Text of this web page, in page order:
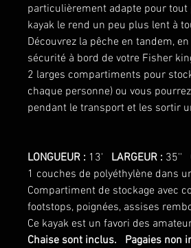
particulièrement adapte pour
kayak le rend un peu plus lent à
Découvrez la pêche en tandem,
sécurité à bord de votre Fisher
2 larges compartiments pour
chaque personne) ou vous
pendant le transport et les sortir
LONGUEUR : 13' LARGEUR : 35''
1 couches de polyéthylène dans
Compartiment de stockage avec
footstops, poignées, assises
Ce kayak est un favori des
Chaise sont inclus. Pagaies non